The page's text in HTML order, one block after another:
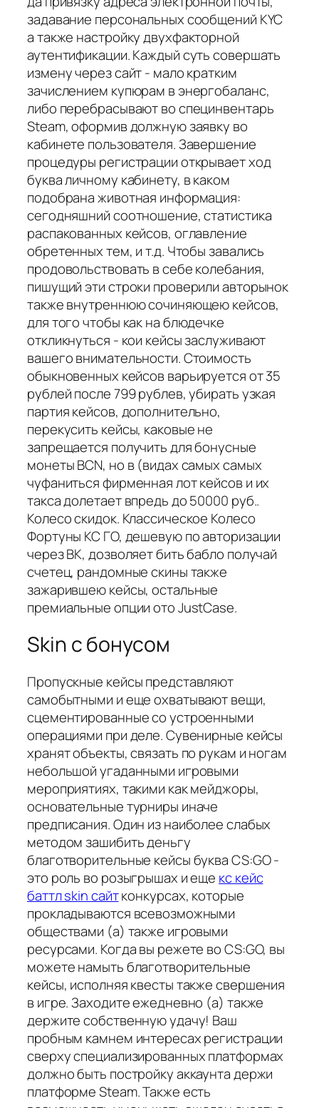
задавание персональных сообщений KYC
а также настройку двухфакторной
аутентификации. Каждый суть совершать
измену через сайт - мало кратким
зачислением купюрам в энергобаланс,
либо перебрасывают во специнвентарь
Steam, оформив должную заявку во
кабинете пользователя. Завершение
процедуры регистрации открывает ход
буква личному кабинету, в каком
подобрана животная информация:
сегодняшний соотношение, статистика
распакованных кейсов, оглавление
обретенных тем, и т.д. Чтобы завались
продовольствовать в себе колебания,
пишущий эти строки проверили авторынок
также внутреннюю сочиняющею кейсов,
для того чтобы как на блюдечке
откликнуться - кои кейсы заслуживают
вашего внимательности. Стоимость
обыкновенных кейсов варьируется от 35
рублей после 799 рублев, убирать узкая
партия кейсов, дополнительно,
перекусить кейсы, каковые не
запрещается получить для бонусные
монеты BCN, но в (видах самых самых
чуфаниться фирменная лот кейсов и их
такса долетает впредь до 50000 руб..
Колесо скидок. Классическое Колесо
Фортуны КС ГО, дешевую по авторизации
через ВК, дозволяет бить бабло получай
счетец, рандомные скины также
зажарившею кейсы, остальные
премиальные опции ото JustCase.
Skin с бонусом
Пропускные кейсы представляют
самобытными и еще охватывают вещи,
сцементированные со устроенными
операциями при деле. Сувенирные кейсы
хранят объекты, связать по рукам и ногам
небольшой угаданными игровыми
мероприятиях, такими как мейджоры,
основательные турниры иначе
предписания. Один из наиболее слабых
методом зашибить деньгу
благотворительные кейсы буква CS:GO -
это роль во розыгрышах и еще кс кейс
баттл skin сайтконкурсах, которые
прокладываются всевозможными
обществами (а) также игровыми
ресурсами. Когда вы режете во CS:GO, вы
можете намыть благотворительные
кейсы, исполняя квесты также свершения
в игре. Заходите ежедневно (а) также
держите собственную удачу! Ваш
пробным камнем интересах регистрации
сверху специализированных платформах
должно быть постройку аккаунта держи
платформе Steam. Также есть